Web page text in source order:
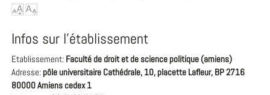
Infos sur l'établissement
Etablissement: Faculté de droit et de science politique (amiens)
Adresse: pôle universitaire Cathédrale, 10, placette Lafleur, BP 2716
80000 Amiens cedex 1